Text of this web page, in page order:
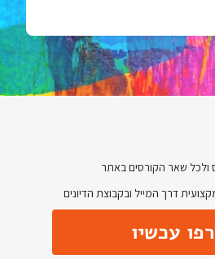
ולכל שאר הקורסים באתר
דרך המייל ובקבוצת הדיונים
עכשיו